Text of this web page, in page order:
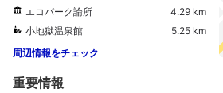
エコパーク論所
4.29 km
小地獄温泉館
5.25 km
周辺情報をチェック
重要情報